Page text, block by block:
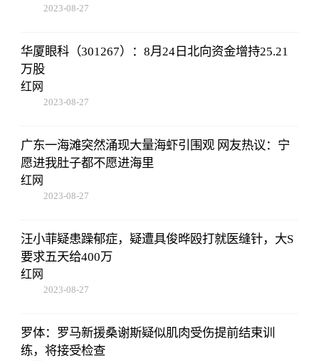
2023-08-27
华厦眼科（301267）：8月24日北向资金增持25.21
万股
红网
2023-08-27
广东一海滩突然涌现大量海虾引围观 网友热议：宁
愿进我肚子都不愿进海里
红网
2023-08-27
汪小菲疑患躁郁症，疑遭具俊晔殴打就医缝针，大S
要求五天给400万
红网
2023-08-27
罗体：罗马新援桑谢斯疑似肌肉受伤提前结束训
练，将接受检查